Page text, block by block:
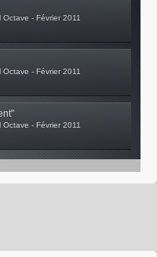
- Février 2011
- Février 2011
- Février 2011